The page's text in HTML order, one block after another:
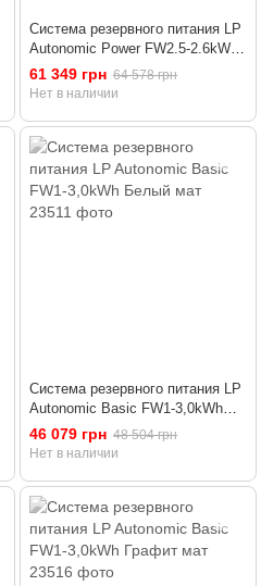
Система резервного питания LP
Autonomic Power FW2.5-2.6kWh
Графит глянец
61 349 грн 64 578 грн
Нет в наличии
Система резервного питания LP
Autonomic Basic FW1-3,0kWh
Белый мат
46 079 грн 48 504 грн
Нет в наличии